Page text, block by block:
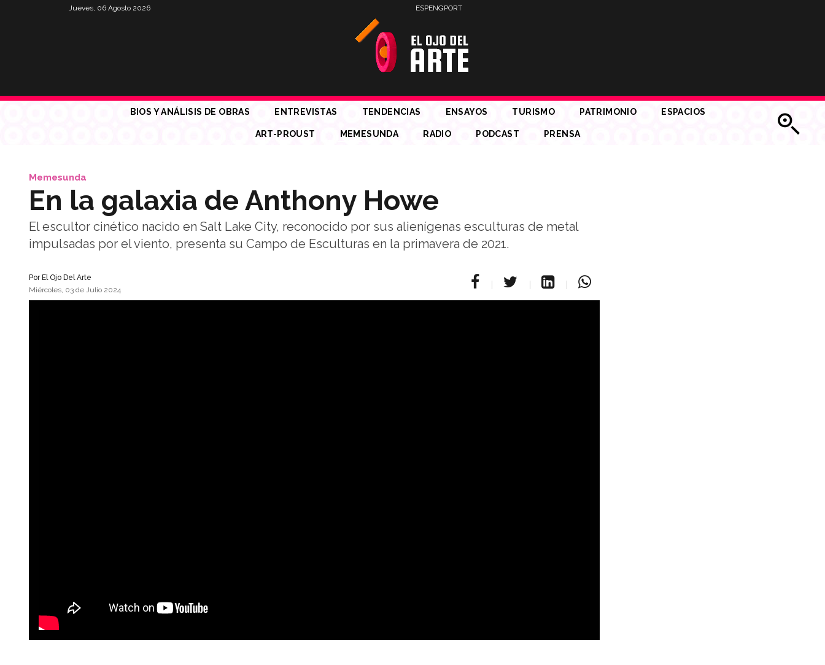
Jueves, 06 Agosto 2026 ESPENGPORT
BIOS Y ANÁLISIS DE OBRAS ENTREVISTAS TENDENCIAS ENSAYOS TURISMO PATRIMONIO ESPACIOS
ART-PROUST MEMESUNDA RADIO PODCAST PRENSA
Memesunda
En la galaxia de Anthony Howe
El escultor cinético nacido en Salt Lake City, reconocido por sus alienígenas esculturas de metal
impulsadas por el viento, presenta su Campo de Esculturas en la primavera de 2021.
PorEl Ojo Del Arte
Miércoles, 03 de Julio 2024